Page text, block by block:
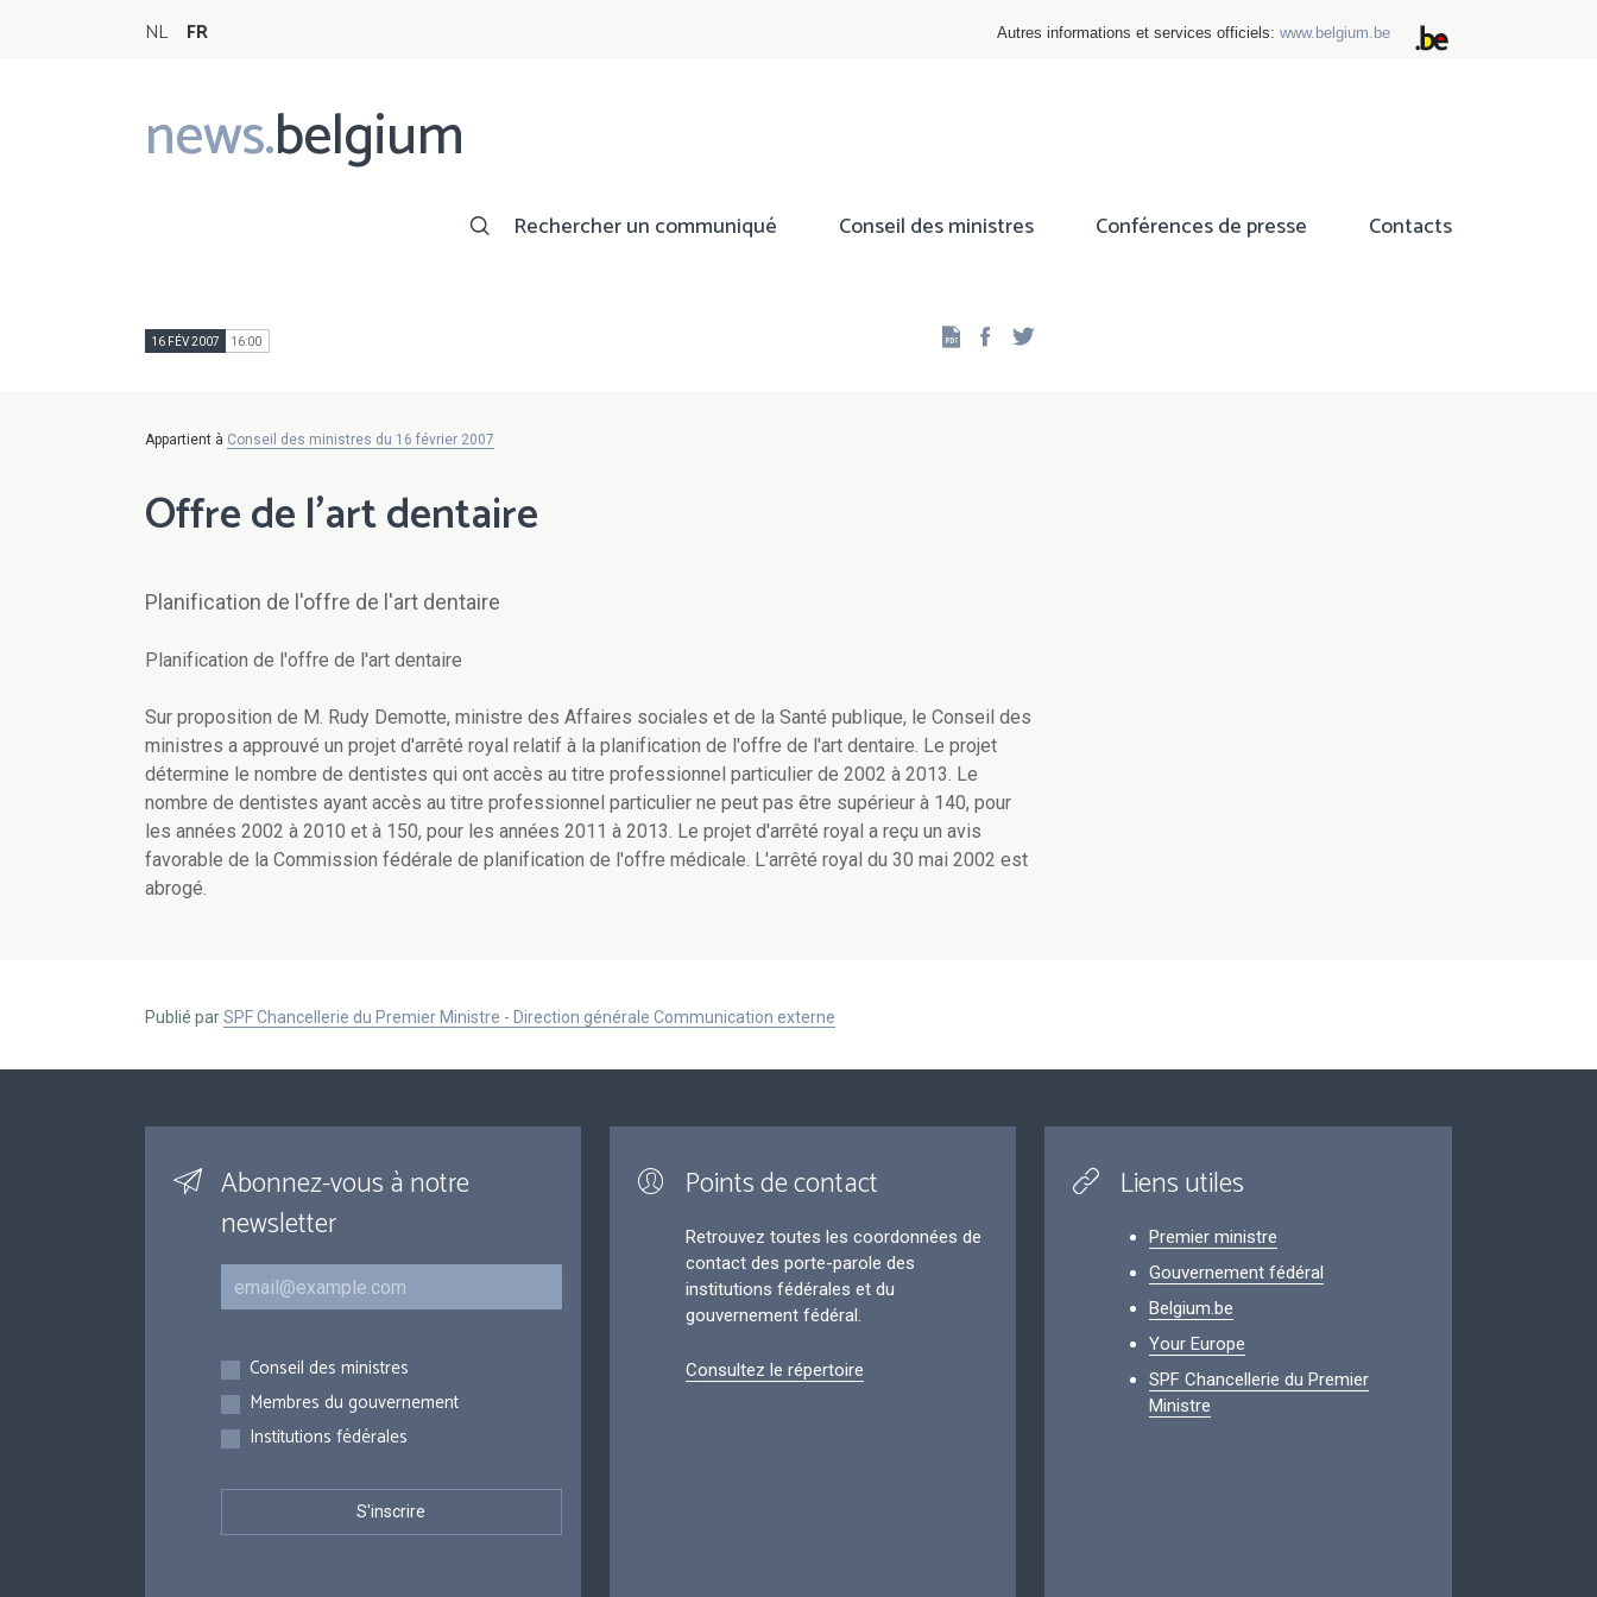
NL FR Autres informations et services officiels: www.belgium.be
news.belgium
Main
navigation
Rechercher un communiqué Conseil des ministres Conférences de presse Contacts
16 FÉV 2007 16:00 Facebook
Appartient à Conseil des ministres du 16 février 2007
Offre de l'art dentaire
Planification de l'offre de l'art dentaire
Planification de l'offre de l'art dentaire
Sur proposition de M. Rudy Demotte, ministre des Affaires sociales et de la Santé publique, le Conseil des
ministres a approuvé un projet d'arrêté royal relatif à la planification de l'offre de l'art dentaire. Le projet
détermine le nombre de dentistes qui ont accès au titre professionnel particulier de 2002 à 2013. Le
nombre de dentistes ayant accès au titre professionnel particulier ne peut pas être supérieur à 140, pour
les années 2002 à 2010 et à 150, pour les années 2011 à 2013. Le projet d'arrêté royal a reçu un avis
favorable de la Commission fédérale de planification de l'offre médicale. L'arrêté royal du 30 mai 2002 est
abrogé.
Publié parSPF Chancellerie du Premier Ministre - Direction générale Communication externe
Abonnez-vous à notre
newsletter
Courriel
Inscriptions
Conseil des ministres
Membres du gouvernement
Institutions fédérales
Points de contact
Retrouvez toutes les coordonnées de
contact des porte-parole des
institutions fédérales et du
gouvernement fédéral.
Consultez le répertoire
Liens utiles
Premier ministre
Gouvernement fédéral
Belgium.be
Your Europe
SPF Chancellerie du Premier
Ministre